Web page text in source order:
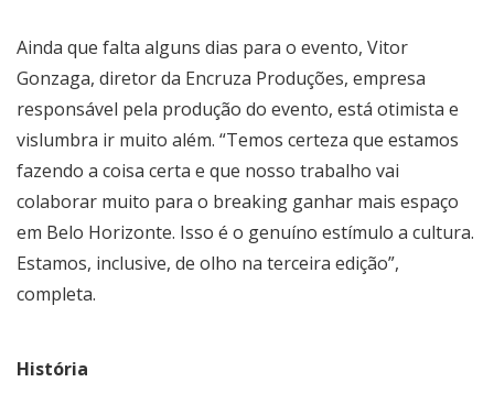
Ainda que falta alguns dias para o evento, Vitor
Gonzaga, diretor da Encruza Produções, empresa
responsável pela produção do evento, está otimista e
vislumbra ir muito além. “Temos certeza que estamos
fazendo a coisa certa e que nosso trabalho vai
colaborar muito para o breaking ganhar mais espaço
em Belo Horizonte. Isso é o genuíno estímulo a cultura.
Estamos, inclusive, de olho na terceira edição”,
completa.
História